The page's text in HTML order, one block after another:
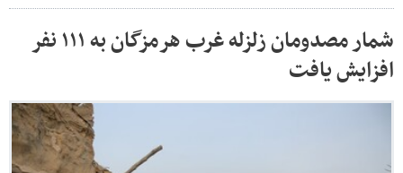
شمار مصدومان زلزله غرب هرمزگان به ۱۱۱ نفر
افزایش یافت